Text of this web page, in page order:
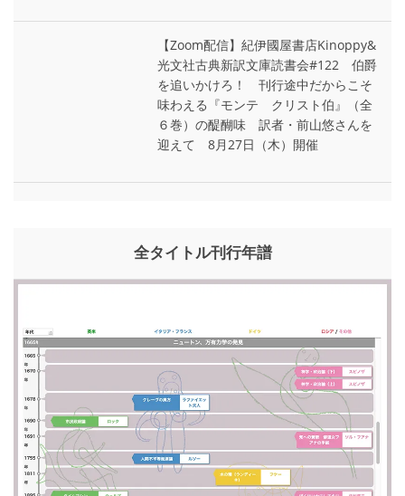
【Zoom配信】紀伊國屋書店Kinoppy&
光文社古典新訳文庫読書会#122 伯爵
を追いかけろ！ 刊行途中だからこそ
味わえる『モンテ゠クリスト伯』（全
６巻）の醍醐味 訳者・前山悠さんを
迎えて 8月27日（木）開催
全タイトル刊行年譜